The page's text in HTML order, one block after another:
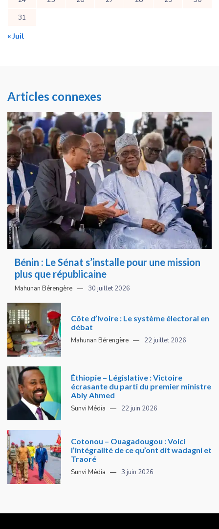
31
« Juil
Articles connexes
Bénin : Le Sénat s’installe pour une mission
plus que républicaine
Mahunan Bérengère 30 juillet 2026
Côte d’Ivoire : Le système électoral en
débat
Mahunan Bérengère 22 juillet 2026
Éthiopie – Législative : Victoire
écrasante du parti du premier ministre
Abiy Ahmed
Sunvi Média 22 juin 2026
Cotonou – Ouagadougou : Voici
l’intégralité de ce qu’ont dit wadagni et
Traoré
Sunvi Média 3 juin 2026